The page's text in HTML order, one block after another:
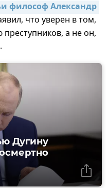
философ Александр
что уверен в том,
а не он,
Дугину